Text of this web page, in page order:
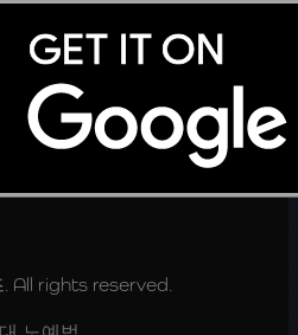
All rights reserved.